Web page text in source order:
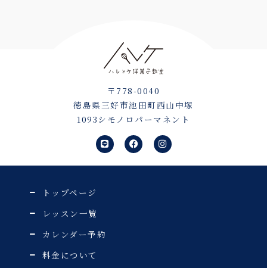
〒778-0040
徳島県三好市池田町西山中塚
1093シモノロパーマネント
L
i
n
e
F
a
c
e
I
n
s
t
トップページ
レッスン一覧
カレンダー予約
料金について